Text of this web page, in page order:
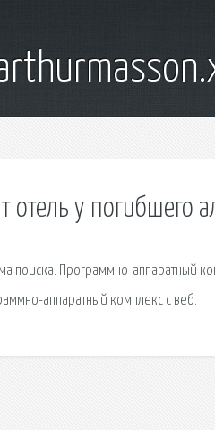
отель у погибшего
поиска. Программно-аппаратный
аппаратный комплекс с веб.